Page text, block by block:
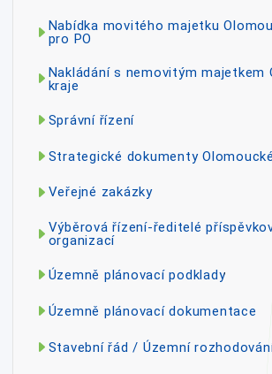
Nabídka movitého majetku
pro PO
Nakládání s nemovitým majetkem
kraje
Správní řízení
Strategické dokumenty
Veřejné zakázky
Výběrová řízení-ředitelé
organizací
Územně plánovací podklady
Územně plánovací dokumentace
Stavební řád / Územní